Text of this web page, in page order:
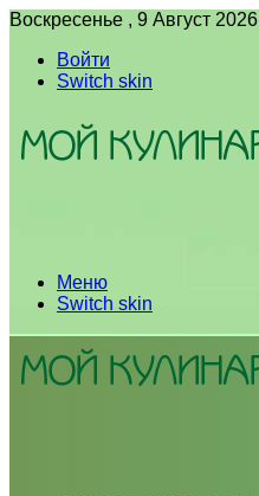
Воскресенье , 9 Август 2026
Войти
Switch skin
Меню
Switch skin